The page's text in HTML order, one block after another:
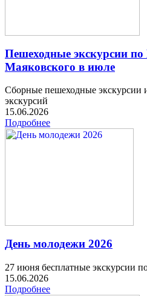
Пешеходные экскурсии
Маяковского в июле
Сборные пешеходные экскурсии
экскурсий
15.06.2026
Подробнее
День молодежи 2026
27 июня бесплатные экскурсии
15.06.2026
Подробнее